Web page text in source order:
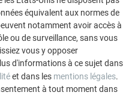
équivalent aux normes de
notamment avoir accès à
ou de surveillance, sans vous
vous y opposer
d'informations à ce sujet dans
et dans les mentions légales.
à tout moment dans